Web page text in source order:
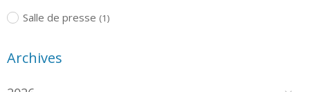
Salle de presse (1)
Archives